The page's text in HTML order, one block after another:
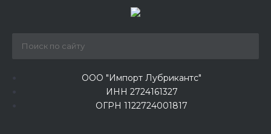
ООО "Импорт Лубрикантс"
ИНН 2724161327
ОГРН 1122724001817